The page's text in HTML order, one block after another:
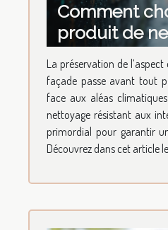
Comment
produit de
pour
aux
La préservation de
façade passe avant tout
face aux aléas
nettoyage résistant aux
primordial pour garantir
Découvrez dans cet article